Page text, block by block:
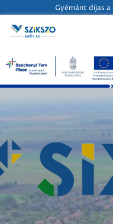
Gyémánt díjas